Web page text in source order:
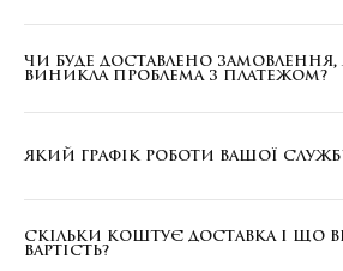
ЧИ БУДЕ ДОСТАВЛЕНО
ВИНИКЛА ПРОБЛЕМА З ПЛАТЕЖОМ?
ЯКИЙ ГРАФІК РОБОТИ ВАШОЇ
СКІЛЬКИ КОШТУЄ ДОСТАВКА І ЩО
ВАРТІСТЬ?